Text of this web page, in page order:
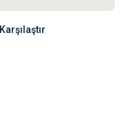
Karşılaştır